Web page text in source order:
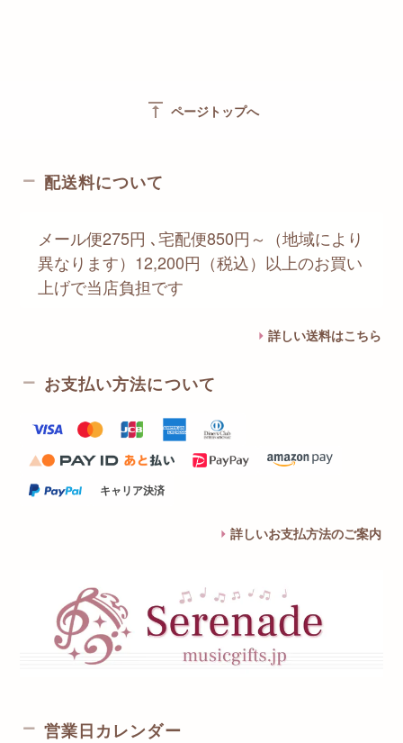
vertical_align_top ページトップへ
配送料について
メール便275円 ､宅配便850円～（地域により
異なります）12,200円（税込）以上のお買い
上げで当店負担です
詳しい送料はこちら
お支払い方法について
キャリア決済
詳しいお支払方法のご案内
営業日カレンダー